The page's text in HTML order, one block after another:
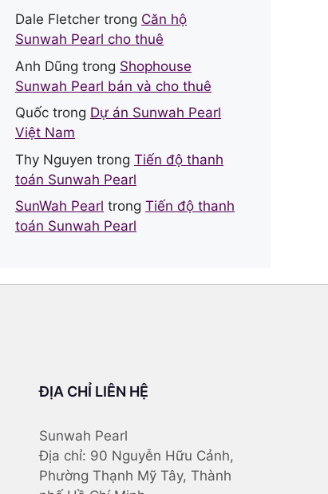
Dale Fletcher trong Căn hộ
Sunwah Pearl cho thuê
Anh Dũng trong Shophouse
Sunwah Pearl bán và cho thuê
Quốc trong Dự án Sunwah Pearl
Việt Nam
Thy Nguyen trong Tiến độ thanh
toán Sunwah Pearl
SunWah Pearl trong Tiến độ thanh
toán Sunwah Pearl
ĐỊA CHỈ LIÊN HỆ
Sunwah Pearl
Địa chỉ: 90 Nguyễn Hữu Cảnh,
Phường Thạnh Mỹ Tây, Thành